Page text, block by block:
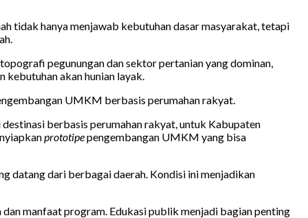
tidak hanya menjawab kebutuhan dasar masyarakat, tetapi
pegunungan dan sektor pertanian yang dominan,
kebutuhan akan hunian layak.
UMKM berbasis perumahan rakyat.
berbasis perumahan rakyat, untuk Kabupaten
prototipepengembangan UMKM yang bisa
datang dari berbagai daerah. Kondisi ini menjadikan
manfaat program. Edukasi publik menjadi bagian penting